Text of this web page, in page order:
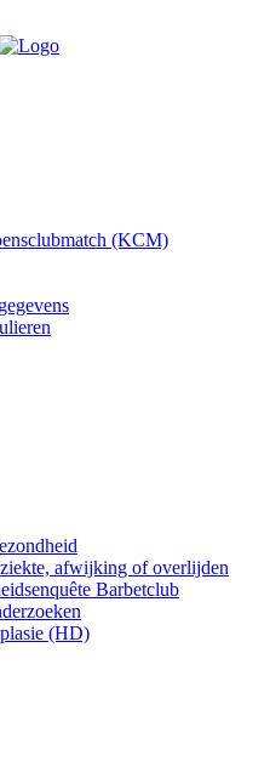
(KCM)
afwijking of overlijden
Barbetclub
(HD)